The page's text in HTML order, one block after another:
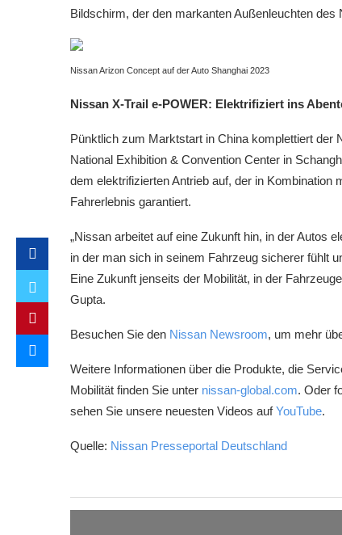
Bildschirm, der den markanten Außenleuchten
Nissan Arizon Concept auf der Auto Shanghai 2023
Nissan X-Trail e-POWER: Elektrifiziert ins
Pünktlich zum Marktstart in China komplettiert der
National Exhibition & Convention Center in
dem elektrifizierten Antrieb auf, der in
Fahrerlebnis garantiert.
„Nissan arbeitet auf eine Zukunft hin, in der Autos
in der man sich in seinem Fahrzeug sicherer fühlt
Eine Zukunft jenseits der Mobilität, in der
Gupta.
Besuchen Sie den Nissan Newsroom, um mehr
Weitere Informationen über die Produkte, die
Mobilität finden Sie unter nissan-global.com. Oder
sehen Sie unsere neuesten Videos aufYouTube.
Quelle: Nissan Presseportal Deutschland